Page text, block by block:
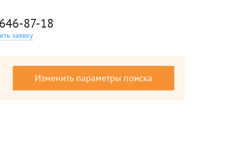
87-18
заявку
Изменить параметры поиска